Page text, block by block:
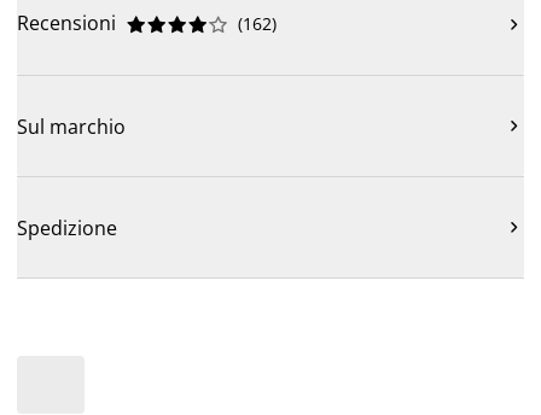
Recensioni 




 (162) 
Sul marchio 
Spedizione 